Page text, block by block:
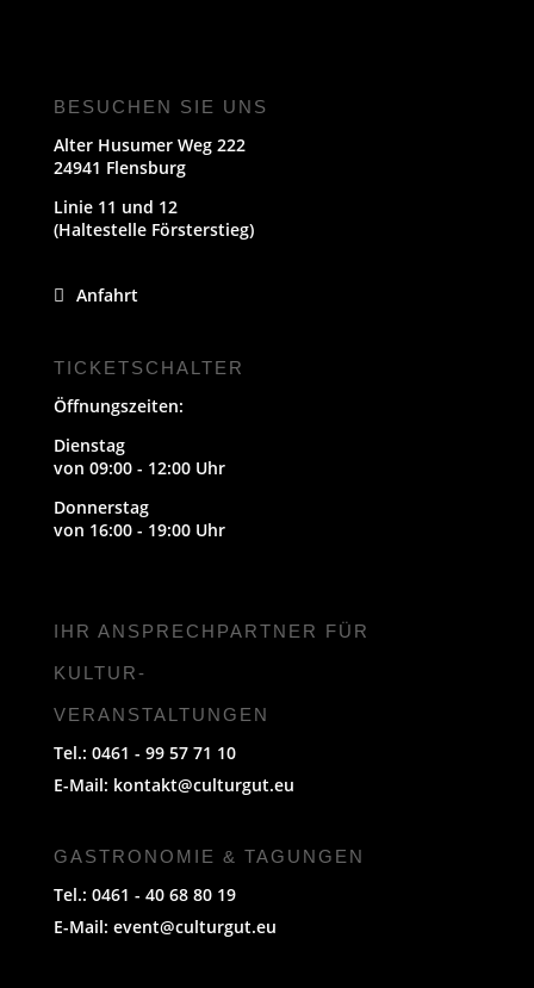
BESUCHEN SIE UNS
Alter Husumer Weg 222
24941 Flensburg
Linie 11 und 12
(Haltestelle Försterstieg)
Anfahrt
TICKETSCHALTER
Öffnungszeiten:
Dienstag
von 09:00 - 12:00 Uhr
Donnerstag
von 16:00 - 19:00 Uhr
IHR ANSPRECHPARTNER FÜR
KULTUR-
VERANSTALTUNGEN
Tel.: 0461 - 99 57 71 10
E-Mail: kontakt@culturgut.eu
GASTRONOMIE & TAGUNGEN
Tel.: 0461 - 40 68 80 19
E-Mail: event@culturgut.eu